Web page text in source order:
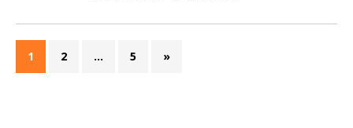
1 2 … 5 »